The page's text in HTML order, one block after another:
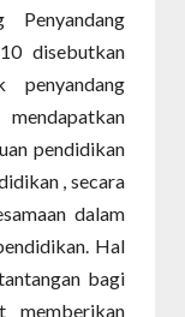
disebutkan
penyandang
pendidikan
, secara
dalam
Hal
bagi
memberikan